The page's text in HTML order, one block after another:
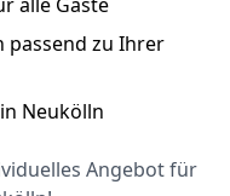
passend zu Ihrer
Neukölln
Angebot für